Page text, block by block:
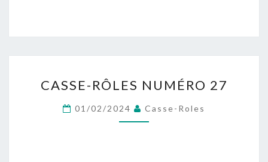
RÔLES
NUMÉRO
27
CASSE-RÔLES NUMÉRO 27
01/02/2024 Casse-Roles